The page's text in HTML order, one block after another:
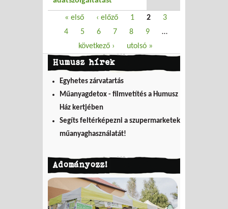
Oldalak
« első ‹ előző 1 2
3
4
5 6 7 8 9
…
következő ›
utolsó »
Humusz hírek
Egyhetes zárvatartás
Műanyagdetox - filmvetítés a Humusz
Ház kertjében
Segíts feltérképezni a szupermarketek
műanyaghasználatát!
Adományozz!